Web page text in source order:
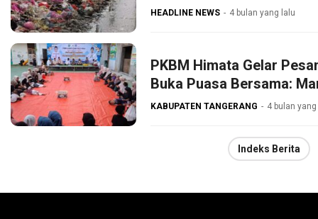
HEADLINE NEWS 4 bulan yang lalu
PKBM Himata Gelar
Buka Puasa Bersama:
KABUPATEN TANGERANG 4 bulan
Indeks Berita